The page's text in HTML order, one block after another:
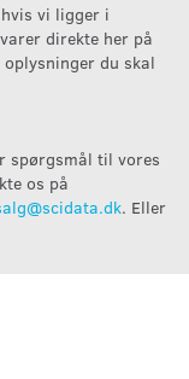
vi ligger i
direkte her på
du skal
spørgsmål til vores
os på
. Eller